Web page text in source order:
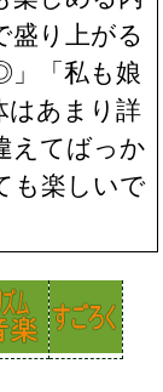
盛り上がる
「私も娘
はあまり詳
えてばっか
も楽しいで